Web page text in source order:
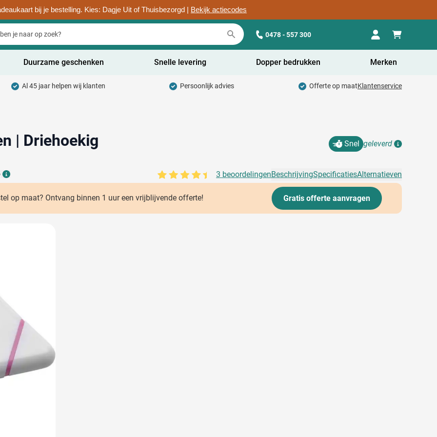
bij je bestelling. Kies: Dagje Uit of Thuisbezorgd | Bekijk actiecodes
0478 - 557 300
categorie
categorie
& Weggevers categorie
categorie
categorie
categorie
& Keuken categorie
& Veiligheid categorie
& Vrije tijd categorie
& Kids categorie
categorie
& thema's categorie
Duurzame geschenken Snelle levering Dopper bedrukken Merken
Al 45 jaar helpen wij klanten Persoonlijk advies Offerte op maatKlantenservice
Snel geleverd
| Driehoekig
Details
3 beoordelingenBeschrijvingSpecificatiesAlternatieven
op maat? Ontvang binnen 1 uur een vrijblijvende offerte! Gratis offerte aanvragen